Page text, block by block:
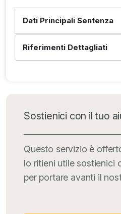
Dati Principali Sentenza
Riferimenti Dettagliati
Sostienici con il tuo
Questo servizio è
lo ritieni utile sostienici
per portare avanti il